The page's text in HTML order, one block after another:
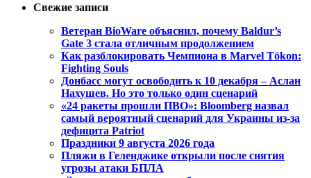
Свежие записи
Ветеран BioWare объяснил, почему Baldur’s
Gate 3 стала отличным продолжением
Как разблокировать Чемпиона в Marvel Tōkon:
Fighting Souls
Донбасс могут освободить к 10 декабря – Аслан
Нахушев. Но это только один сценарий
«24 ракеты прошли ПВО»: Bloomberg назвал
самый вероятный сценарий для Украины из-за
дефицита Patriot
Праздники 9 августа 2026 года
Пляжи в Геленджике открыли после снятия
угрозы атаки БПЛА